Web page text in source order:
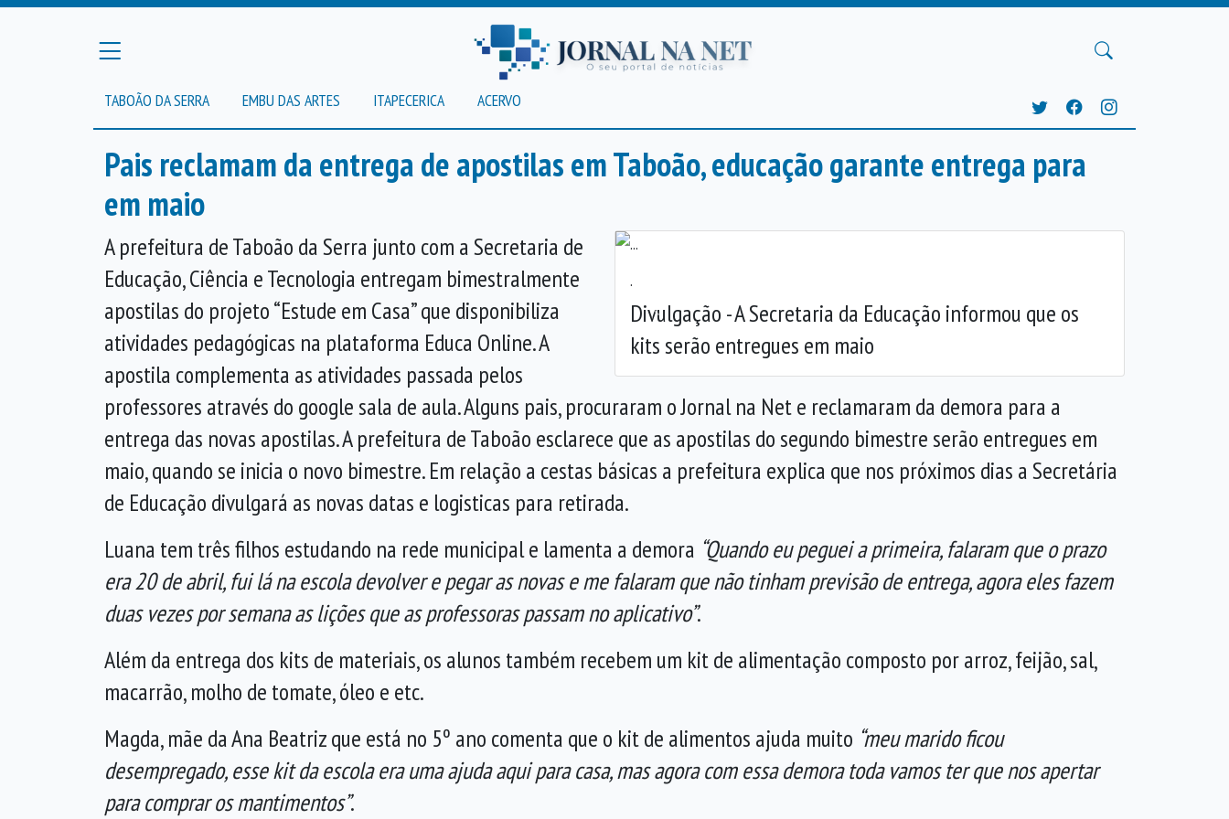
TABOÃO DA SERRA EMBU DAS ARTES ITAPECERICA ACERVO
Pais reclamam da entrega de apostilas em Taboão, educação garante entrega para
em maio
.
Divulgação - A Secretaria da Educação informou que os
kits serão entregues em maio
Anterior
A prefeitura de Taboão da Serra junto com a Secretaria de
Educação, Ciência e Tecnologia entregam bimestralmente
apostilas do projeto “Estude em Casa” que disponibiliza
atividades pedagógicas na plataforma Educa Online. A
apostila complementa as atividades passada pelos
professores através do google sala de aula. Alguns pais, procuraram o Jornal na Net e reclamaram da demora para a
entrega das novas apostilas. A prefeitura de Taboão esclarece que as apostilas do segundo bimestre serão entregues em
maio, quando se inicia o novo bimestre. Em relação a cestas básicas a prefeitura explica que nos próximos dias a Secretária
de Educação divulgará as novas datas e logisticas para retirada.
Luana tem três filhos estudando na rede municipal e lamenta a demora “Quando eu peguei a primeira, falaram que o prazo
era 20 de abril, fui lá na escola devolver e pegar as novas e me falaram que não tinham previsão de entrega, agora eles fazem
duas vezes por semana as lições que as professoras passam no aplicativo”.
Além da entrega dos kits de materiais, os alunos também recebem um kit de alimentação composto por arroz, feijão, sal,
macarrão, molho de tomate, óleo e etc.
Magda, mãe da Ana Beatriz que está no 5º ano comenta que o kit de alimentos ajuda muito “meu marido ficou
desempregado, esse kit da escola era uma ajuda aqui para casa, mas agora com essa demora toda vamos ter que nos apertar
para comprar os mantimentos”.